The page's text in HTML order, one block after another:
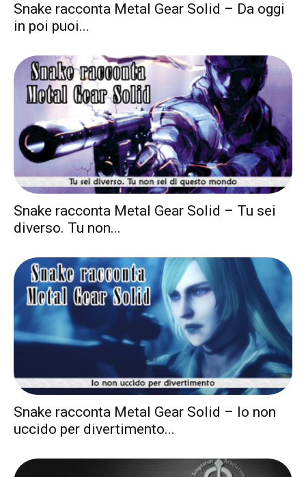
Snake racconta Metal Gear Solid – Da oggi
in poi puoi...
Snake racconta Metal Gear Solid – Tu sei
diverso. Tu non...
Snake racconta Metal Gear Solid – Io non
uccido per divertimento...